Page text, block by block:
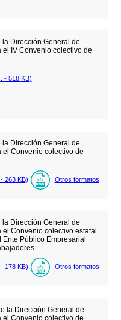
Dirección General de
IV Convenio colectivo de
- 518 KB)
Dirección General de
el Convenio colectivo de
- 263 KB) Otros formatos
Dirección General de
Convenio colectivo estatal
Público Empresarial
- 178 KB) Otros formatos
la Dirección General de
el Convenio colectivo de